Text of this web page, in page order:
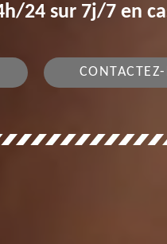
24 sur 7j/7 en